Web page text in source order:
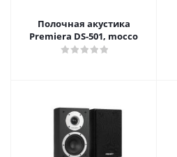
Полочная акустика
Premiera DS-501, mocco